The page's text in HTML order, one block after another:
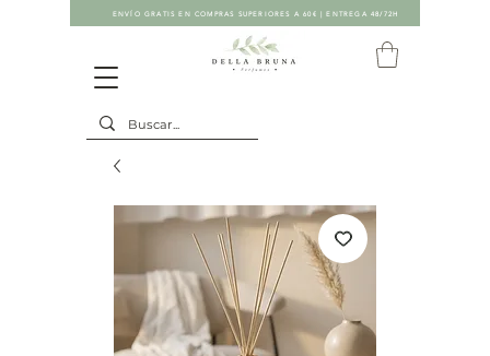
ENVÍO GRATIS EN COMPRAS SUPERIORES A 60€ | ENTREGA 48/72H